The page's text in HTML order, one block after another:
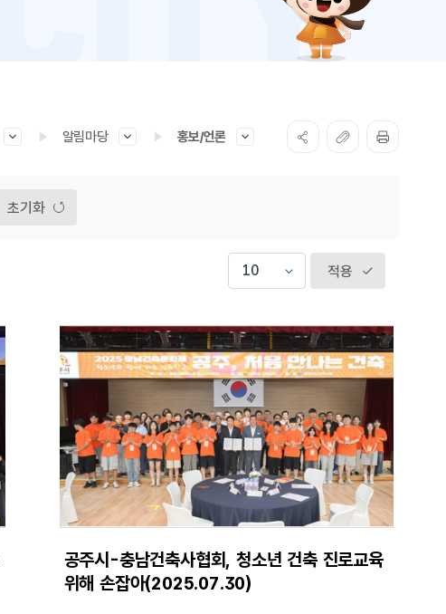
알림마당 홍보/언론
초기화
적용
공주시-충남건축사협회, 청소년 건축 진로교육
위해 손잡아(2025.07.30)